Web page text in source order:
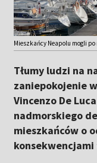
Mieszkańcy Neapolu mogli
Tłumy ludzi na
zaniepokojenie
Vincenzo De
nadmorskiego
mieszkańców o